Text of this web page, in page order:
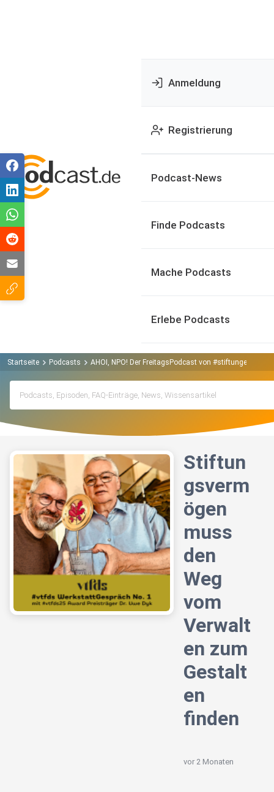
Anmeldung
Registrierung
Podcast-News
Finde Podcasts
Mache Podcasts
Erlebe Podcasts
Startseite Podcasts AHOI, NPO! Der FreitagsPodcast von
Stiftun
gsverm
ögen
muss
den
Weg
vom
Verwalt
en zum
Gestalt
en
finden
vor 2 Monaten